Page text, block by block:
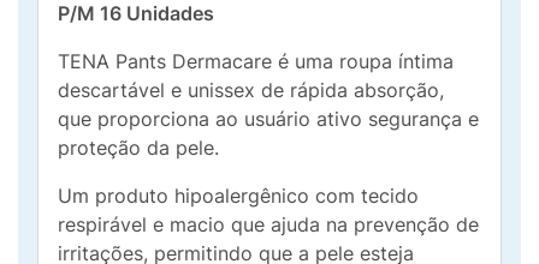
P/M 16 Unidades
TENA Pants Dermacare é uma roupa íntima
descartável e unissex de rápida absorção,
que proporciona ao usuário ativo segurança e
proteção da pele.
Um produto hipoalergênico com tecido
respirável e macio que ajuda na prevenção de
irritações, permitindo que a pele esteja